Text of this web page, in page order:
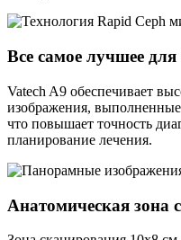
Все самое лучшее
Vatech A9 обеспечивает
изображения,
что повышает точность
планирование лечения.
Анатомическая зона